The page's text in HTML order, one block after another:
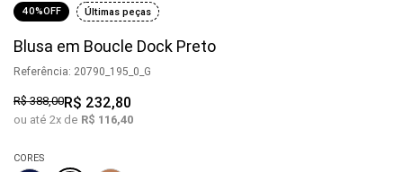
40%OFF Últimas peças
Blusa em Boucle Dock Preto
Referência: 20790_195_0_G
R$388,00R$ 232,80
ou até 2x de R$ 116,40
CORES